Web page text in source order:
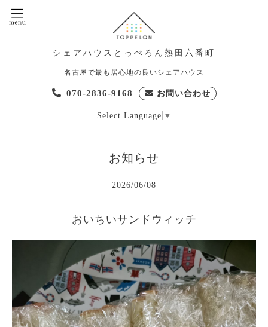
シェアハウスとっぺろん熱田六番町
名古屋で最も居心地の良いシェアハウス
070-2836-9168 お問い合わせ
Select Language ▼
お知らせ
2026/06/08
おいちいサンドウィッチ